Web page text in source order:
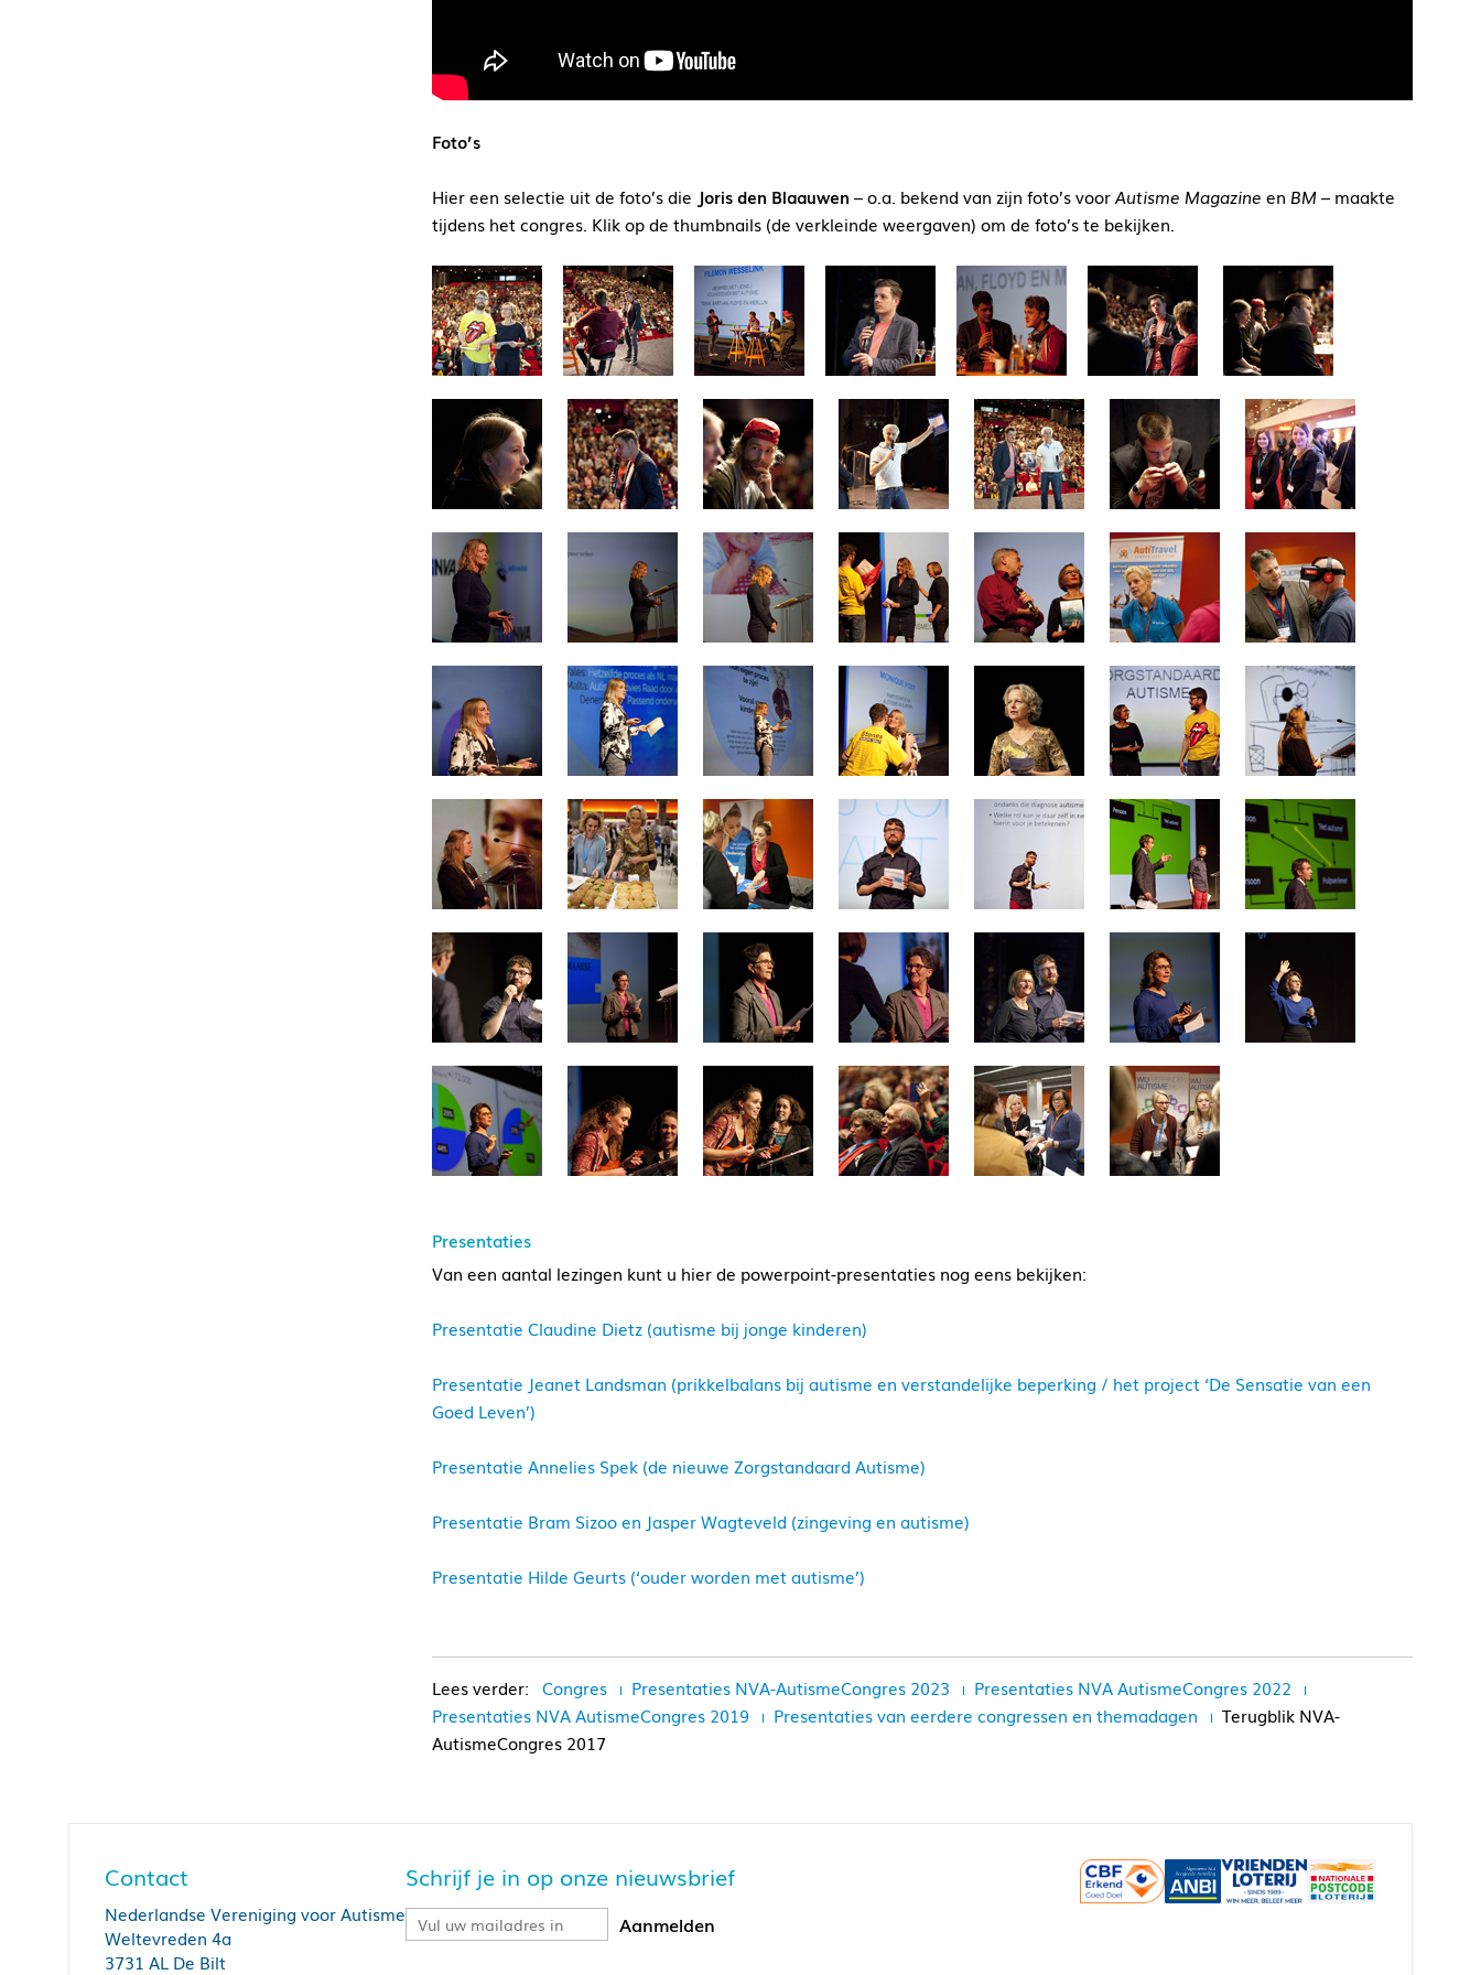
Foto’s
Hier een selectie uit de foto’s die Joris den Blaauwen – o.a. bekend van zijn foto’s voorAutisme Magazine en BM– maakte
tijdens het congres. Klik op de thumbnails (de verkleinde weergaven) om de foto’s te bekijken.
Presentaties
Van een aantal lezingen kunt u hier de powerpoint-presentaties nog eens bekijken:
Presentatie Claudine Dietz (autisme bij jonge kinderen)
Presentatie Jeanet Landsman (prikkelbalans bij autisme en verstandelijke beperking / het project ‘De Sensatie van een
Goed Leven’)
Presentatie Annelies Spek (de nieuwe Zorgstandaard Autisme)
Presentatie Bram Sizoo en Jasper Wagteveld (zingeving en autisme)
Presentatie Hilde Geurts (‘ouder worden met autisme’)
Congres Presentaties NVA-AutismeCongres 2023
Presentaties NVA AutismeCongres 2022
Presentaties NVA AutismeCongres 2019
Presentaties van eerdere congressen en themadagen
Terugblik NVA-
AutismeCongres 2017
Contact
Nederlandse Vereniging voor Autisme
Weltevreden 4a
3731 AL De Bilt
Schrijf je in op onze nieuwsbrief